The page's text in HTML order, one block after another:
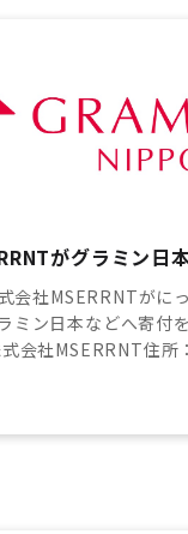
がグラミン日
会社MSERRNTがに
ミン日本などへ寄付
会社MSERRNT住所